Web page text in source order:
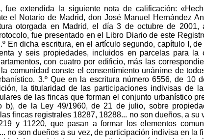
extendida la siguiente nota de calificación:
el Notario de Madrid, don José Manuel Hernández
otorgada en Madrid, el día 3 de octubre de 2001,
fue presentado en el Libro Diario de este
En dicha escritura, en el artículo segundo, capítulo I,
y seis propiedades, incluidos en parcelas para
con cuatro por edificio, más las
comunidad conste el consentimiento unánime de
3.º Que en la escritura número 6556, de 10
la titularidad de las participaciones indivisas de
de las fincas que forman el conjunto urbanístico
b), de la Ley 49/1960, de 21 de julio, sobre
fincas registrales 18287, 18288... no son dueños, a
y 11220, que pasan a formar los elementos
no son dueños a su vez, de participación indivisa en la